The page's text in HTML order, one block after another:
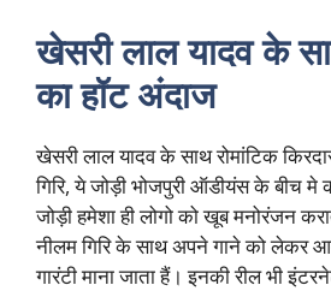
खेसरी लाल यादव के
का हॉट अंदाज
खेसरी लाल यादव के साथ रोमांटिक
गिरि, ये जोड़ी भोजपुरी ऑडीयंस के बीच मे
जोड़ी हमेशा ही लोगो को खूब मनोरंजन
नीलम गिरि के साथ अपने गाने को लेकर
गारंटी माना जाता हैं। इनकी रील भी